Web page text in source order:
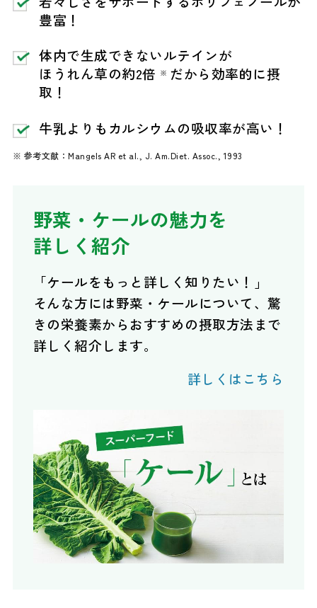
豊富！
体内で生成できないルテインが
ほうれん草の約2倍 ※ だから効率的に摂
取！
牛乳よりもカルシウムの吸収率が高い！
※ 参考文献：Mangels AR et al., J. Am.Diet. Assoc., 1993
野菜・ケールの魅力を
詳しく紹介
「ケールをもっと詳しく知りたい！」
そんな方には野菜・ケールについて、驚
きの栄養素からおすすめの摂取方法まで
詳しく紹介します。
詳しくはこちら